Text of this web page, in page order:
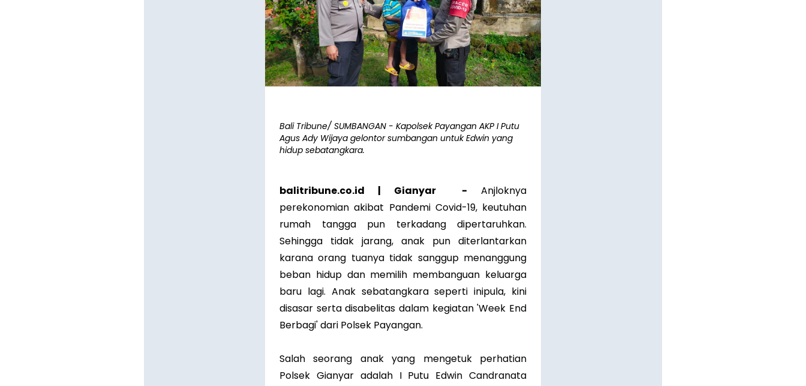
Bali Tribune/ SUMBANGAN - Kapolsek Payangan AKP I Putu
Agus Ady Wijaya gelontor sumbangan untuk Edwin yang
hidup sebatangkara.
balitribune.co.id | Gianyar - Anjloknya
perekonomian akibat Pandemi Covid-19, keutuhan
rumah tangga pun terkadang dipertaruhkan.
Sehingga tidak jarang, anak pun diterlantarkan
karana orang tuanya tidak sanggup menanggung
beban hidup dan memilih membanguan keluarga
baru lagi. Anak sebatangkara seperti inipula, kini
disasar serta disabelitas dalam kegiatan 'Week End
Berbagi' dari Polsek Payangan.
Salah seorang anak yang mengetuk perhatian
Polsek Gianyar adalah I Putu Edwin Candranata